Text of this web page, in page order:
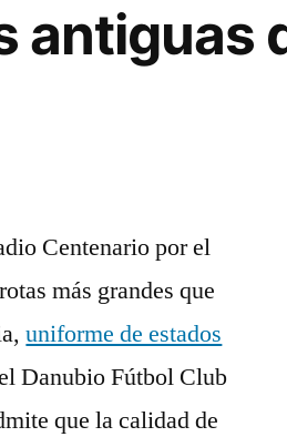
antiguas
Centenario por el
más grandes que
uniforme de estados
Danubio Fútbol Club
que la calidad de